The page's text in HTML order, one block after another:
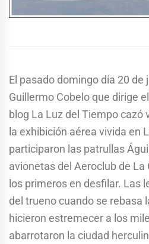
El pasado domingo día 20 de
Guillermo Cobelo que dirige
blog La Luz del Tiempo cazó
la exhibición aérea vivida en
participaron las patrullas
avionetas del Aeroclub de La
los primeros en desfilar. Las
del trueno cuando se rebasa
hicieron estremecer a los
abarrotaron la ciudad